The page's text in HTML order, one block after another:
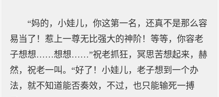
“妈的，小娃儿，你这第一名，还真不是那么容
易当了！惹上一尊无比强大的神阶！等等，你容老
子想想……想想……”祝老抓狂，冥思苦想起来，赫
然，祝老一叫。“好了！小娃儿，老子想到一个办
法，就不知道能否奏效，不过，也只能输死一搏